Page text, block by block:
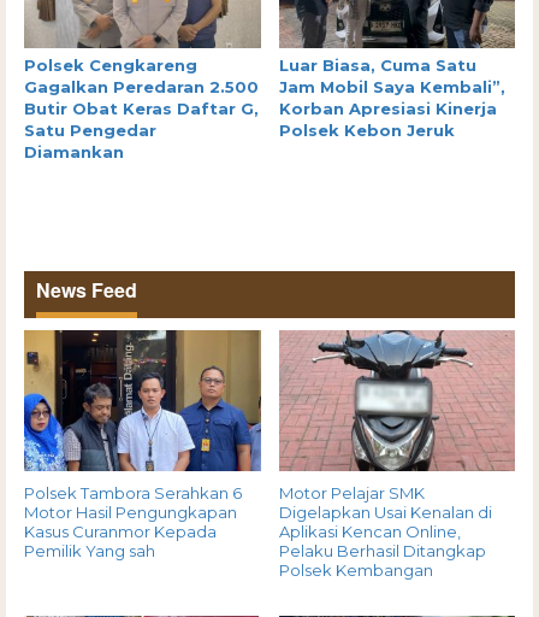
Polsek Cengkareng
Gagalkan Peredaran 2.500
Butir Obat Keras Daftar G,
Satu Pengedar
Diamankan
Luar Biasa, Cuma Satu
Jam Mobil Saya Kembali”,
Korban Apresiasi Kinerja
Polsek Kebon Jeruk
News Feed
Polsek Tambora Serahkan 6
Motor Hasil Pengungkapan
Kasus Curanmor Kepada
Pemilik Yang sah
Motor Pelajar SMK
Digelapkan Usai Kenalan di
Aplikasi Kencan Online,
Pelaku Berhasil Ditangkap
Polsek Kembangan